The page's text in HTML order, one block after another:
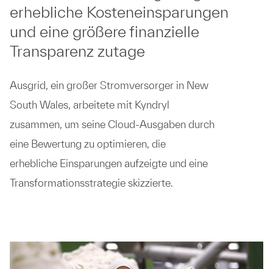
erhebliche Kosteneinsparungen
und eine größere finanzielle
Transparenz zutage
Ausgrid, ein großer Stromversorger in New
South Wales, arbeitete mit Kyndryl
zusammen, um seine Cloud-Ausgaben durch
eine Bewertung zu optimieren, die
erhebliche Einsparungen aufzeigte und eine
Transformationsstrategie skizzierte.